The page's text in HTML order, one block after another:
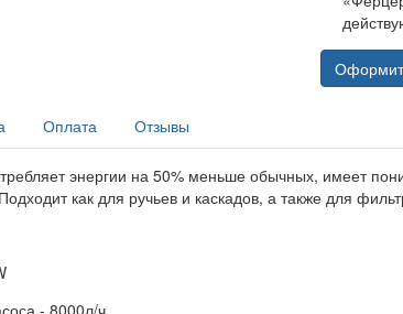
Оплата Отзывы
энергии на 50% меньше обычных, имеет
как для ручьев и каскадов, а также для